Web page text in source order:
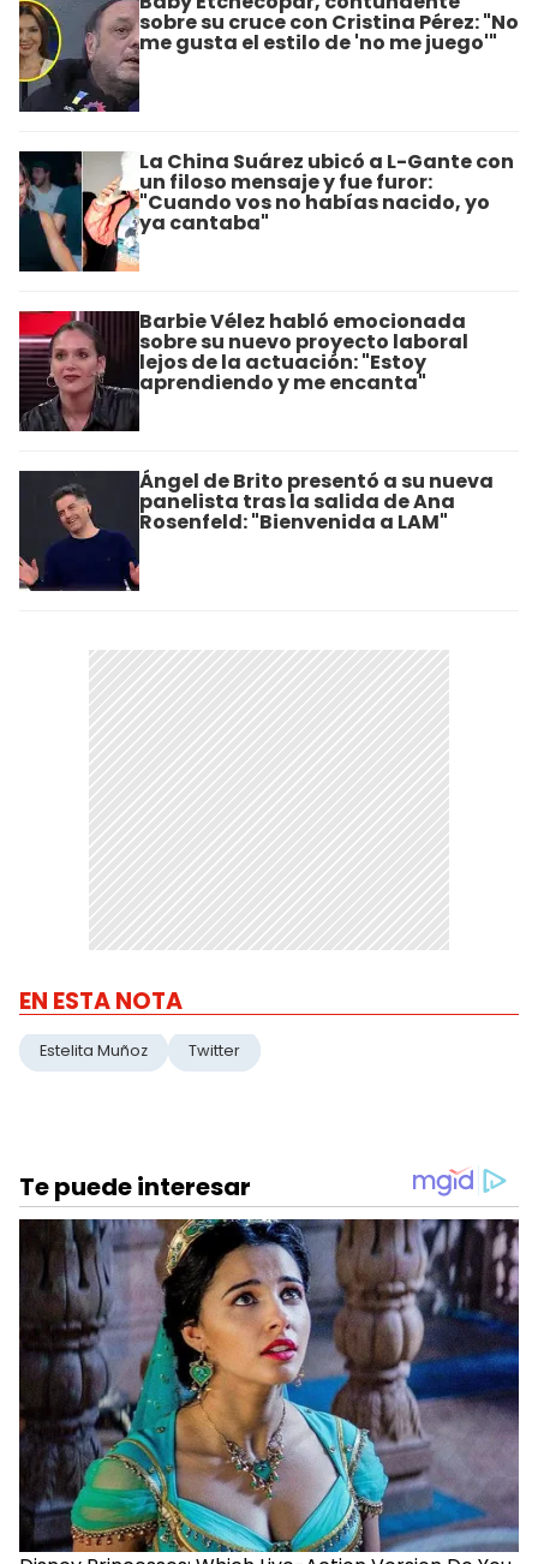
sobre su cruce con Cristina Pérez: "No
me gusta el estilo de 'no me juego'"
La China Suárez ubicó a L-Gante con
un filoso mensaje y fue furor:
"Cuando vos no habías nacido, yo
ya cantaba"
Barbie Vélez habló emocionada
sobre su nuevo proyecto laboral
lejos de la actuación: "Estoy
aprendiendo y me encanta"
Ángel de Brito presentó a su nueva
panelista tras la salida de Ana
Rosenfeld: "Bienvenida a LAM"
EN ESTA NOTA
Estelita Muñoz Twitter